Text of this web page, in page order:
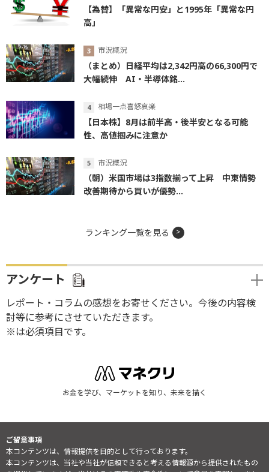
【為替】「異常な円安」と1995年「異常な円
高」
市況概況
（まとめ）日経平均は2,342円高の66,300円で
大幅続伸 AI・半導体銘...
相場一点喜怒哀楽
【日本株】8月は前半高・後半安となる可能
性、高値掴みに注意か
市況概況
（朝）米国市場は3指数揃って上昇 中東情勢
改善期待から買いが優勢...
ランキング一覧を見る
アンケート
レポート・コラムの感想をお寄せください。今後の内容検
討等に参考にさせていただきます。
※は必須項目です。
お金を学び、マーケットを知り、未来を描く
ご留意事項
本コンテンツは、情報提供を目的として行っております。
本コンテンツは、当社や当社が信頼できると考える情報源から提供されたもの